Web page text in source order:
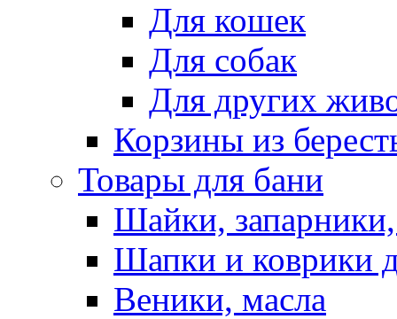
Для кошек
Для собак
Для других
Корзины из
Товары для бани
Шайки,
Шапки и коврики
Веники, масла